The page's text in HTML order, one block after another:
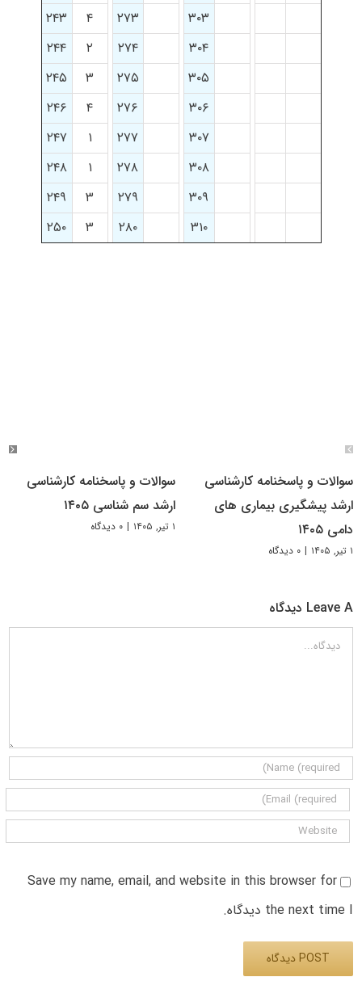
۳۰۳
۲۷۳ ۴
۲۴۳
۳۰۴
۲۷۴ ۲
۲۴۴
۳۰۵
۲۷۵ ۳
۲۴۵
۳۰۶
۲۷۶ ۴
۲۴۶
۳۰۷
۲۷۷ ۱
۲۴۷
۳۰۸
۲۷۸ ۱
۲۴۸
۳۰۹
۲۷۹ ۳
۲۴۹
۳۱۰
۲۸۰ ۳ ۲۵۰
سوالات و پاسخنامه کارشناسی
ارشد پیشگیری بیماری های
دامی ۱۴۰۵
۱ تیر, ۱۴۰۵ | ۰ دیدگاه
سوالات و پاسخنامه کارشناسی
ارشد سم شناسی ۱۴۰۵
۱ تیر, ۱۴۰۵ | ۰ دیدگاه
Leave A دیدگاه
دیدگاه
Save my name, email, and website in this browser for
the next time I دیدگاه.